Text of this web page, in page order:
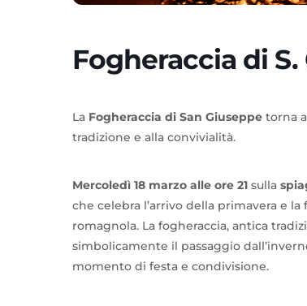
Fogheraccia di
La Fogheraccia di San Giuseppe torna
tradizione e alla convivialità.
Mercoledì 18 marzo alle ore 21 sulla
che celebra l’arrivo della primavera e la
romagnola. La fogheraccia, antica
simbolicamente il passaggio
momento di festa e condivisione.